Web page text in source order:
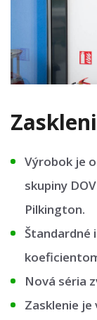
Výrobok je
skupiny
Pilkington.
Štandardné
Nová séria
Zasklenie je